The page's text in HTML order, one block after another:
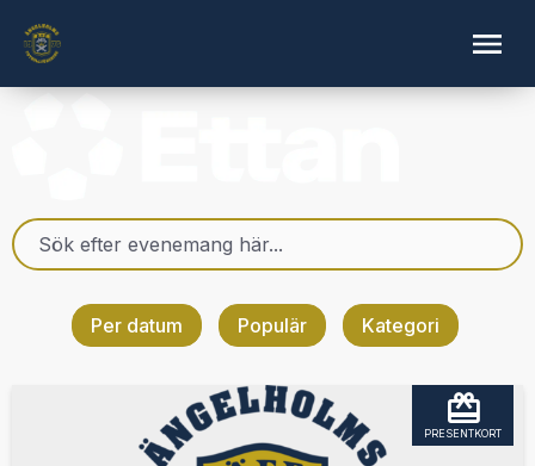
Per datum Populär Kategori
PRESENTKORT